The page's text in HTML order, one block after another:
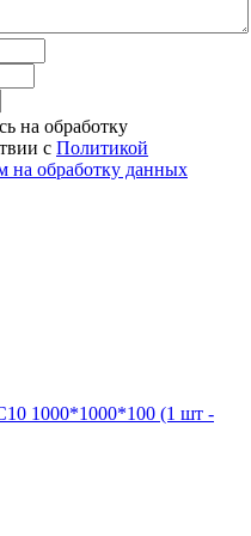
на обработку
с Политикой
на обработку данных
1000*1000*100 (1 шт -